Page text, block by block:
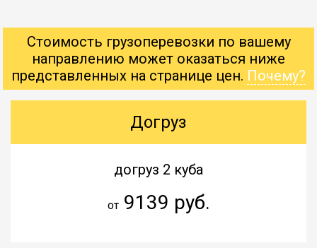
Стоимость грузоперевозки по вашему
направлению может оказаться ниже
представленных на странице цен. Почему?
Догруз
догруз 2 куба
от9139 руб.